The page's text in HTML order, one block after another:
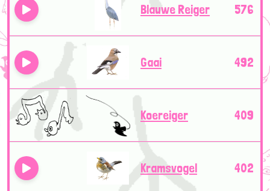
Blauwe Reiger 576
Gaai 492
Koereiger 409
Kramsvogel 402